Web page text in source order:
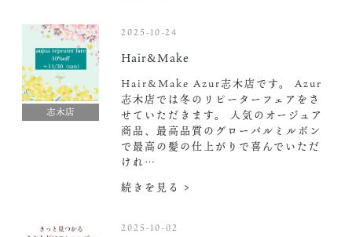
志木店
2025-10-24
Hair&Make
Hair&Make Azur志木店です。 Azur
志木店では冬のリピーターフェアをさ
せていただきます。 人気のオージュア
商品、最高品質のグローバルミルボン
で最高の髪の仕上がりで喜んでいただ
けれ…
続きを見る >
2025-10-02